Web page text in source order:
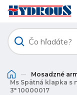
Mosadzné
Ms Spätná klapka s
3" 10000017